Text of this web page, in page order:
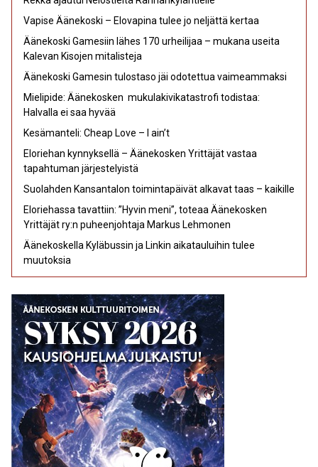
Vapise Äänekoski – Elovapina tulee jo neljättä kertaa
Äänekoski Gamesiin lähes 170 urheilijaa – mukana useita
Kalevan Kisojen mitalisteja
Äänekoski Gamesin tulostaso jäi odotettua vaimeammaksi
Mielipide: Äänekosken mukulakivikatastrofi todistaa:
Halvalla ei saa hyvää
Kesämanteli: Cheap Love – I ain’t
Eloriehan kynnyksellä – Äänekosken Yrittäjät vastaa
tapahtuman järjestelyistä
Suolahden Kansantalon toimintapäivät alkavat taas – kaikille
Eloriehassa tavattiin: ”Hyvin meni”, toteaa Äänekosken
Yrittäjät ry:n puheenjohtaja Markus Lehmonen
Äänekoskella Kyläbussin ja Linkin aikatauluihin tulee
muutoksia